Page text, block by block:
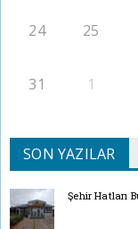
24 25
31 1
SON YAZILAR
Şehir Hatları